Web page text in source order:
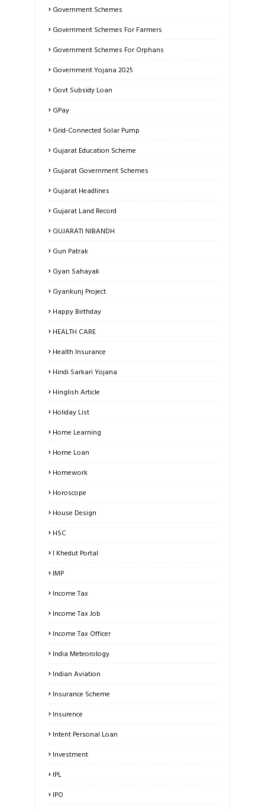
Government Schemes
Government Schemes For Farmers
Government Schemes For Orphans
Government Yojana 2025
Govt Subsidy Loan
GPay
Grid-Connected Solar Pump
Gujarat Education Scheme
Gujarat Government Schemes
Gujarat Headlines
Gujarat Land Record
GUJARATI NIBANDH
Gun Patrak
Gyan Sahayak
Gyankunj Project
Happy Birthday
HEALTH CARE
Health Insurance
Hindi Sarkari Yojana
Hinglish Article
Holiday List
Home Learning
Home Loan
Homework
Horoscope
House Design
HSC
I Khedut Portal
IMP
Income Tax
Income Tax Job
Income Tax Officer
India Meteorology
Indian Aviation
Insurance Scheme
Insurence
Intent Personal Loan
Investment
IPL
IPO